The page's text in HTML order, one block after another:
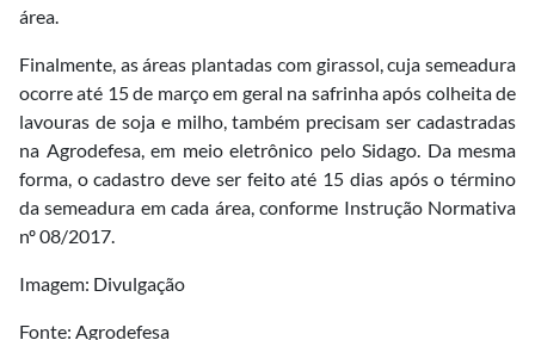
área.
Finalmente, as áreas plantadas com girassol, cuja semeadura
ocorre até 15 de março em geral na safrinha após colheita de
lavouras de soja e milho, também precisam ser cadastradas
na Agrodefesa, em meio eletrônico pelo Sidago. Da mesma
forma, o cadastro deve ser feito até 15 dias após o término
da semeadura em cada área, conforme Instrução Normativa
nº 08/2017.
Imagem: Divulgação
Fonte: Agrodefesa